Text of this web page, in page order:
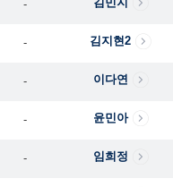
-
- 김지현2
- 이다연
- 윤민아
- 임희정